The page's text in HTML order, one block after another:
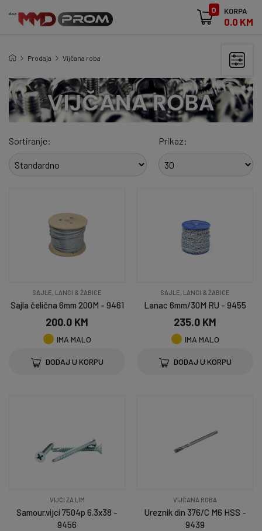
0 KORPA
0.0 KM
Prodaja Vijčana roba
Sortiranje: Prikaz:
SAJLE, LANCI & ŽABICE
Sajla čelična 6mm 200M - 9461
200.0 KM
IMA MALO
DODAJ U KORPU
SAJLE, LANCI & ŽABICE
Lanac 6mm/30M RU - 9455
235.0 KM
IMA MALO
DODAJ U KORPU
VIJCI ZA LIM
Samour.vijci 7504p 6.3x38 -
9456
VIJČANA ROBA
Ureznik din 376/C M6 HSS -
9439